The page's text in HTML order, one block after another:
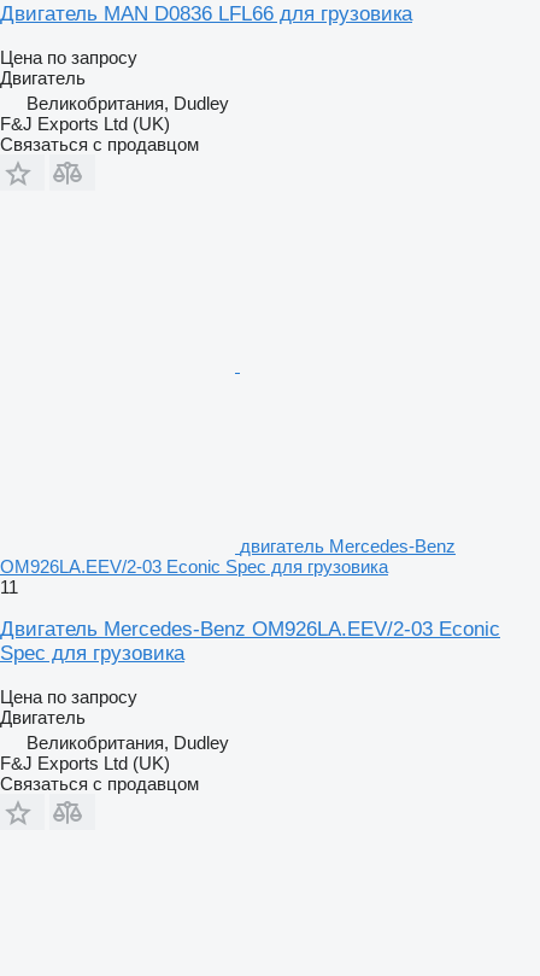
Двигатель MAN D0836 LFL66 для грузовика
Цена по запросу
Двигатель
Великобритания, Dudley
F&J Exports Ltd (UK)
Связаться с продавцом
двигатель Mercedes-Benz
OM926LA.EEV/2-03 Econic Spec для грузовика
11
Двигатель Mercedes-Benz OM926LA.EEV/2-03 Econic
Spec для грузовика
Цена по запросу
Двигатель
Великобритания, Dudley
F&J Exports Ltd (UK)
Связаться с продавцом